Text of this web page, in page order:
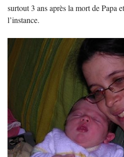
surtout 3 ans après la mort de Papa
l’instance.